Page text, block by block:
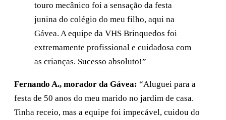
touro mecânico foi a sensação da festa
junina do colégio do meu filho, aqui na
Gávea. A equipe da VHS Brinquedos foi
extremamente profissional e cuidadosa com
as crianças. Sucesso absoluto!”
Fernando A., morador da Gávea: “Aluguei para a
festa de 50 anos do meu marido no jardim de casa.
Tinha receio, mas a equipe foi impecável, cuidou do